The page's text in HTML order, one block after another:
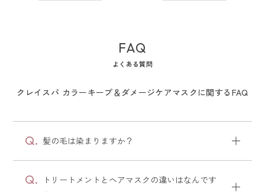
FAQ
よくある質問
クレイスパ カラーキープ＆ダメージケアマスクに関するFAQ
髪の毛は染まりますか？
トリートメントとヘアマスクの違いはなんです